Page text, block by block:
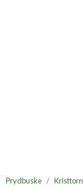
Prydbuske Kristtorn